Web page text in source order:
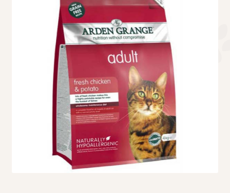
Κρεβατάκια
Τσάντες μεταφοράς
Επικοινωνία
Φροντίδα – Είδη Υγιεινής